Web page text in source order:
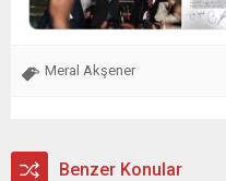
Meral Akşener
Benzer Konular